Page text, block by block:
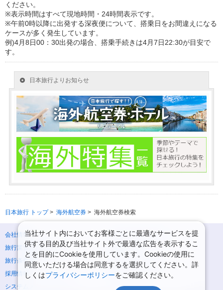
ください。
※表示時間はすべて現地時間・24時間表示です。
※午前0時以降に出発する深夜便について、搭乗日をお間違えになる
ケースが多く発生しています。
例)4月8日00：30出発の場合、搭乗手続きは4月7日22:30が目安で
す。
日本旅行 トップ> 海外航空券 > 海外航空券検索
会社情報
プライバシーポリシー
旅行業登録票・約款
規約集
旅行条件書
ニュースリリース
採用情報
サイトマップ
システムメンテナンスの
当社サイト内においてお客様ごとに最適なサービスを提
供する目的及び当社サイト外で最適な広告を表示するこ
とを目的にCookieを使用しています。Cookieの使用に
同意いただける場合は同意するを選択してください。詳
しくはプライバシーポリシーをご確認ください。